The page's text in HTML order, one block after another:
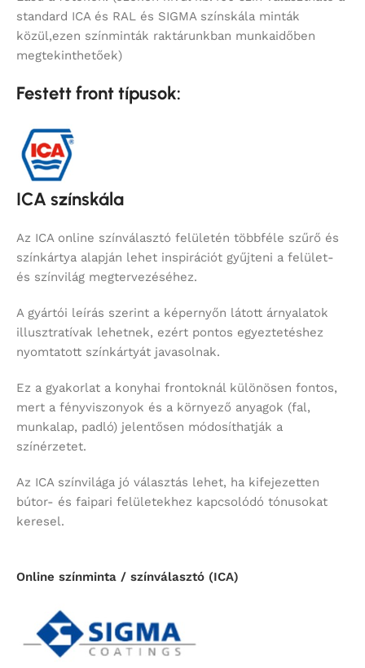
standard ICA és RAL és SIGMA színskála minták
közül,ezen színminták raktárunkban munkaidőben
megtekinthetőek)
Festett front típusok:
ICA színskála
Az ICA online színválasztó felületén többféle szűrő és
színkártya alapján lehet inspirációt gyűjteni a felület-
és színvilág megtervezéséhez.
A gyártói leírás szerint a képernyőn látott árnyalatok
illusztratívak lehetnek, ezért pontos egyeztetéshez
nyomtatott színkártyát javasolnak.
Ez a gyakorlat a konyhai frontoknál különösen fontos,
mert a fényviszonyok és a környező anyagok (fal,
munkalap, padló) jelentősen módosíthatják a
színérzetet.
Az ICA színvilága jó választás lehet, ha kifejezetten
bútor- és faipari felületekhez kapcsolódó tónusokat
keresel.
Online színminta / színválasztó (ICA)